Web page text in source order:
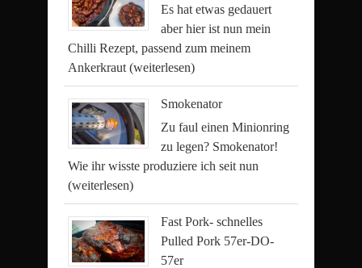
Es hat etwas gedauert
aber hier ist nun mein
Chilli Rezept, passend zum meinem
Ankerkraut (weiterlesen)
Smokenator
Zu faul einen Minionring
zu legen? Smokenator!
Wie ihr wisste produziere ich seit nun
(weiterlesen)
Fast Pork- schnelles
Pulled Pork 57er-DO-
57er